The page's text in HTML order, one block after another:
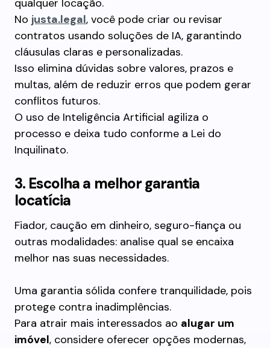
qualquer locação.
No justa.legal, você pode criar ou revisar
contratos usando soluções de IA, garantindo
cláusulas claras e personalizadas.
Isso elimina dúvidas sobre valores, prazos e
multas, além de reduzir erros que podem gerar
conflitos futuros.
O uso de Inteligência Artificial agiliza o
processo e deixa tudo conforme a Lei do
Inquilinato.
3. Escolha a melhor garantia
locatícia
Fiador, caução em dinheiro, seguro-fiança ou
outras modalidades: analise qual se encaixa
melhor nas suas necessidades.
Uma garantia sólida confere tranquilidade, pois
protege contra inadimplências.
Para atrair mais interessados ao alugar um
imóvel, considere oferecer opções modernas,